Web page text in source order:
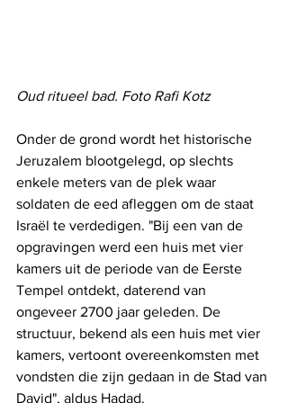
Oud ritueel bad. Foto Rafi Kotz
Onder de grond wordt het historische
Jeruzalem blootgelegd, op slechts
enkele meters van de plek waar
soldaten de eed afleggen om de staat
Israël te verdedigen. "Bij een van de
opgravingen werd een huis met vier
kamers uit de periode van de Eerste
Tempel ontdekt, daterend van
ongeveer 2700 jaar geleden. De
structuur, bekend als een huis met vier
kamers, vertoont overeenkomsten met
vondsten die zijn gedaan in de Stad van
David", aldus Hadad.